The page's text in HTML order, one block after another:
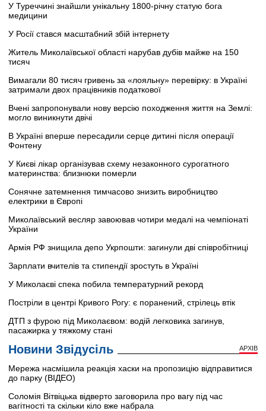
У Туреччині знайшли унікальну 1800-річну статую бога
медицини
У Росії стався масштабний збій інтернету
Житель Миколаївської області нарубав дубів майже на 150
тисяч
Вимагали 80 тисяч гривень за «лояльну» перевірку: в Україні
затримали двох працівників податкової
Вчені запропонували нову версію походження життя на Землі:
могло виникнути двічі
В Україні вперше пересадили серце дитині після операції
Фонтену
У Києві лікар організував схему незаконного сурогатного
материнства: близнюки померли
Сонячне затемнення тимчасово знизить виробництво
електрики в Європі
Миколаївський весляр завоював чотири медалі на чемпіонаті
України
Армія РФ знищила депо Укрпошти: загинули дві співробітниці
Зарплати вчителів та стипендії зростуть в Україні
У Миколаєві спека побила температурний рекорд
Постріли в центрі Кривого Рогу: є поранений, стрілець втік
ДТП з фурою під Миколаєвом: водій легковика загинув,
пасажирка у тяжкому стані
Новини Звідусіль АРХІВ
Мережа насмішила реакція хаски на пропозицію відправитися
до парку (ВІДЕО)
Соломія Вітвіцька відверто заговорила про вагу під час
вагітності та скільки кіло вже набрала